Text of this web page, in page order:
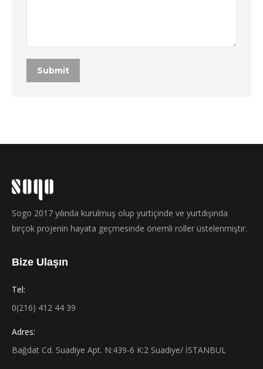
Submit
Sogo 2017 yılında kurulmuş olup yurtiçinde ve yurtdışında
birçok projenin hayata geçmesinde önemli roller üstelenmiştir.
Bize Ulaşın
Tel:
0(216) 412 44 39
Adres:
Bağdat Cd. Suadiye Apt. N:439-6 K:2 Suadiye/ İSTANBUL